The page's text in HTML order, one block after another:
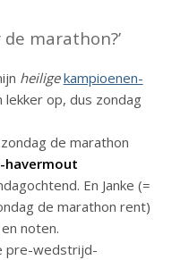
marathon?’
heilige kampioenen-
lekker op, dus zondag
de marathon
havermout
En Janke (=
de marathon rent)
noten.
pre-wedstrijd-